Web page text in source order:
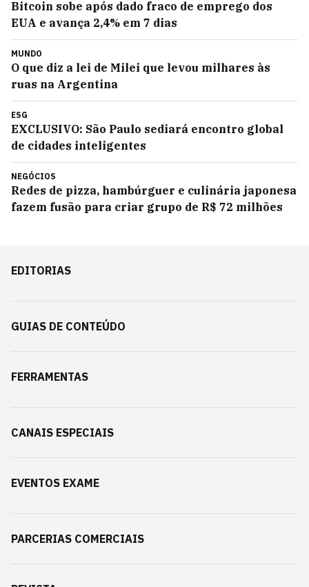
Bitcoin sobe após dado fraco de emprego dos
EUA e avança 2,4% em 7 dias
MUNDO
O que diz a lei de Milei que levou milhares às
ruas na Argentina
ESG
EXCLUSIVO: São Paulo sediará encontro global
de cidades inteligentes
NEGÓCIOS
Redes de pizza, hambúrguer e culinária japonesa
fazem fusão para criar grupo de R$ 72 milhões
EDITORIAS
GUIAS DE CONTEÚDO
FERRAMENTAS
CANAIS ESPECIAIS
EVENTOS EXAME
PARCERIAS COMERCIAIS